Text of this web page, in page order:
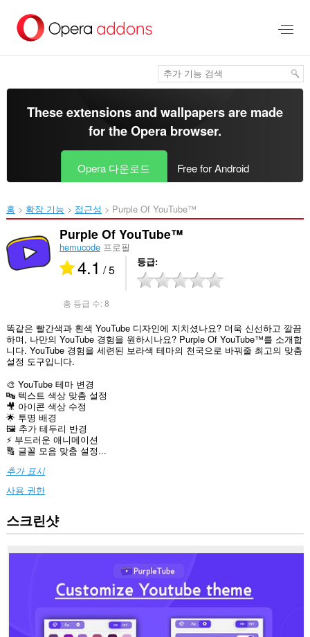
건
These extensions and wallpapers are made
for theOpera browser.
Opera 다운로드 Free for Android
홈 확장 기능 접근성 Purple Of YouTube™‎
Purple Of YouTube™
hemucode프로필
4.1 / 5 등급
총 등급 수:8
똑같은 빨간색과 흰색 YouTube 디자인에 지치셨나요? 더욱 신선하고 깔끔
하며, 나만의 YouTube 경험을 원하시나요? Purple Of YouTube™를 소개합
니다. YouTube 경험을 세련된 보라색 테마의 천국으로 바꿔줄 최고의 맞춤
설정 도구입니다.
🎨 YouTube 테마 변경
🔤 텍스트 색상 맞춤 설정
🎥 아이콘 색상 수정
🌟 투명 배경
🖼️ 추가 테두리 반경
⚡ 부드러운 애니메이션
🔠 글꼴 모음 맞춤 설정...
추가 표시
사용 권한
이
확
기
스크린샷